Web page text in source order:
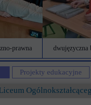
dwujęzyczna
prawna
Projekty edukacyjne